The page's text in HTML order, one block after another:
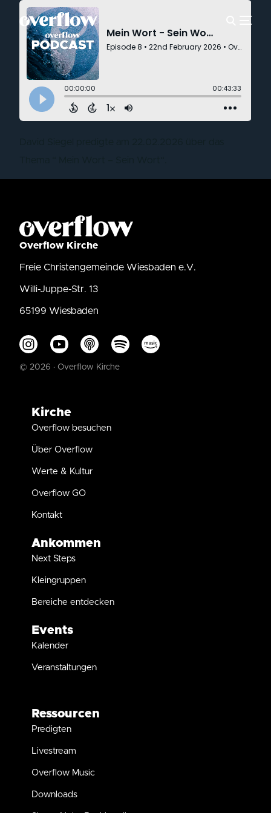
Overflow Kirche
Freie Christengemeinde Wiesbaden e.V.
Willi-Juppe-Str. 13
65199 Wiesbaden
© 2026 · Overflow Kirche
Kirche
Overflow besuchen
Über Overflow
Werte & Kultur
Overflow GO
Kontakt
Ankommen
Next Steps
Kleingruppen
Bereiche entdecken
Events
Kalender
Veranstaltungen
Ressourcen
Predigten
Livestream
Overflow Music
Downloads